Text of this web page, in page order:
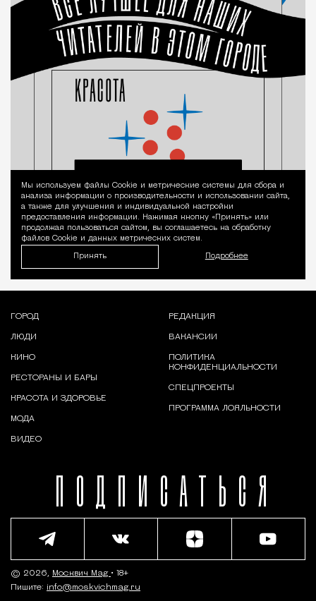
Уведомление
Мы используем файлы Сookie и метрические системы для сбора и
анализа информации о производительности и использовании сайта,
а также для улучшения и индивидуальной настройки
предоставления информации. Нажимая кнопку «Принять» или
продолжая пользоваться сайтом, вы соглашаетесь на обработку
файлов Cookie и данных метрических систем.
Принять Подробнее
ПОДПИСАТЬСЯ
ГОРОД
ЛЮДИ
КИНО
РЕСТОРАНЫ И БАРЫ
КРАСОТА И ЗДОРОВЬЕ
МОДА
ВИДЕО
РЕДАКЦИЯ
ВАКАНСИИ
ПОЛИТИКА
КОНФИДЕНЦИАЛЬНОСТИ
СПЕЦПРОЕКТЫ
ПРОГРАММА ЛОЯЛЬНОСТИ
© 2026, Москвич Mag • 18+
Пишите: info@moskvichmag.ru